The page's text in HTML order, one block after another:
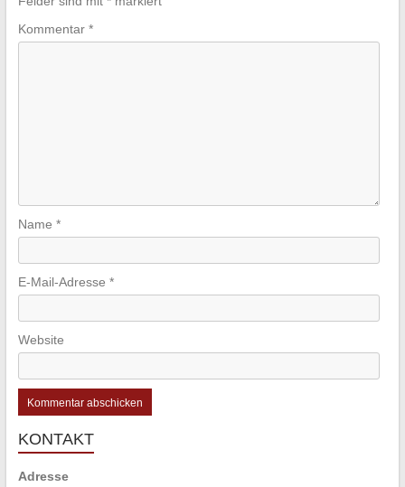
Kommentar *
Name *
E-Mail-Adresse *
Website
KONTAKT
Adresse